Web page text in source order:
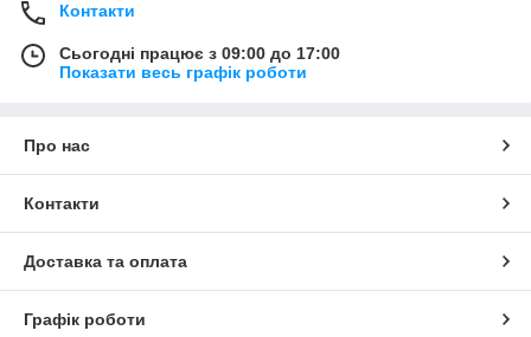
Контакти
Сьогодні працює з 09:00 до 17:00
Показати весь графік роботи
Про нас
Контакти
Доставка та оплата
Графік роботи